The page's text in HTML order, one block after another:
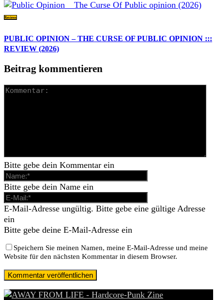
Reviews
PUBLIC OPINION – THE CURSE OF PUBLIC OPINION :::
REVIEW (2026)
Beitrag kommentieren
Bitte gebe dein Kommentar ein
Bitte gebe dein Name ein
E-Mail-Adresse ungültig. Bitte gebe eine gültige Adresse
ein
Bitte gebe deine E-Mail-Adresse ein
Speichern Sie meinen Namen, meine E-Mail-Adresse und meine
Website für den nächsten Kommentar in diesem Browser.